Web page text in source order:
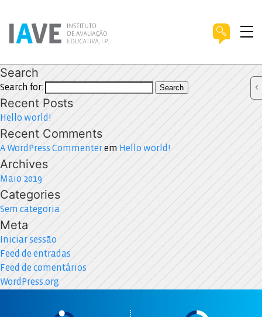
Search
Search for: Search
Recent Posts
Hello world!
Recent Comments
A WordPress Commenterem Hello world!
Archives
Maio 2019
Categories
Sem categoria
Meta
Iniciar sessão
Feed de entradas
Feed de comentários
WordPress.org